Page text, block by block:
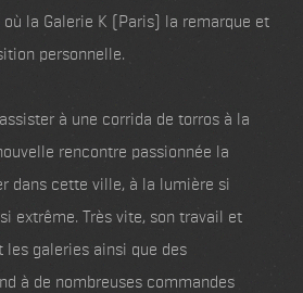
la Galerie K (Paris) la remarque et
personnelle.
à une corrida de torros à la
rencontre passionnée la
dans cette ville, à la lumière si
extrême. Très vite, son travail et
les galeries ainsi que des
à de nombreuses commandes